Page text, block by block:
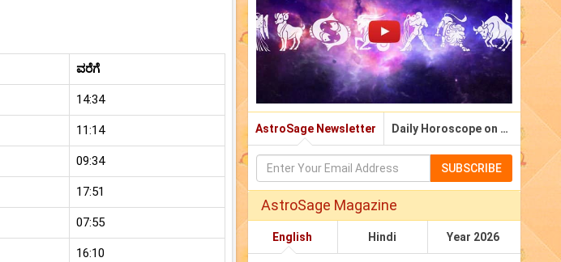
ವರೆಗೆ
14:34
11:14
09:34
17:51
07:55
16:10
AstroSage Newsletter Daily Horoscope on Email
SUBSCRIBE
AstroSage Magazine
English Hindi Year 2026